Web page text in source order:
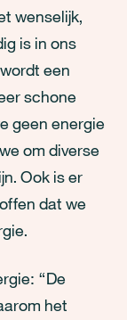
wenselijk,
is in ons
een
schone
geen energie
om diverse
Ook is er
dat we
“De
het